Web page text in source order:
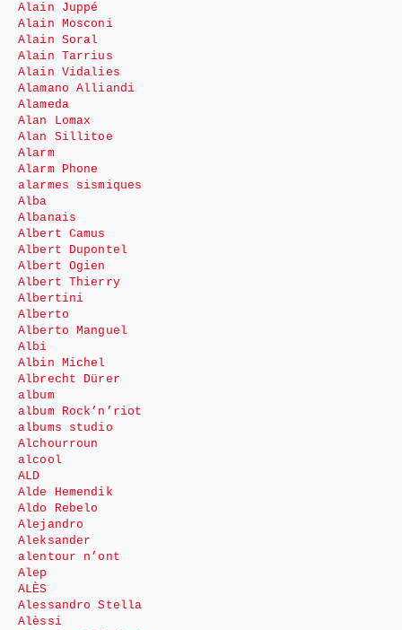
Alain Juppé
Alain Mosconi
Alain Soral
Alain Tarrius
Alain Vidalies
Alamano Alliandi
Alameda
Alan Lomax
Alan Sillitoe
Alarm
Alarm Phone
alarmes sismiques
Alba
Albanais
Albert Camus
Albert Dupontel
Albert Ogien
Albert Thierry
Albertini
Alberto
Alberto Manguel
Albi
Albin Michel
Albrecht Dürer
album
album Rock’n’riot
albums studio
Alchourroun
alcool
ALD
Alde Hemendik
Aldo Rebelo
Alejandro
Aleksander
alentour n’ont
Alep
ALÈS
Alessandro Stella
Alèssi